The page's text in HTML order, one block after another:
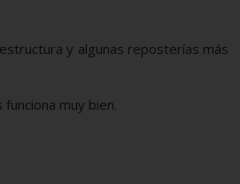
y algunas reposterías más
muy bien.